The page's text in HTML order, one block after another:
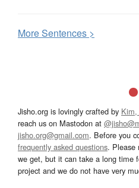
MoreSentences >
Jisho.org is lovingly crafted by
reach us on Mastodon at
jisho.org@gmail.com. Before you
frequently asked questions. Please
we get, but it can take a long time
project and we do not have very